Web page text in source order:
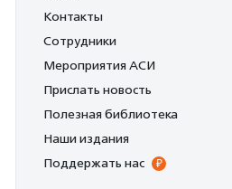
Контакты
Сотрудники
Мероприятия АСИ
Прислать новость
Полезная библиотека
Наши издания
Поддержать нас